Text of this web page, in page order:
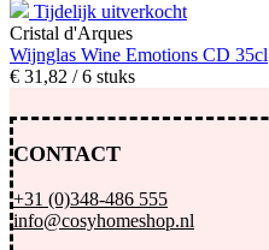
Tijdelijk uitverkocht
Cristal d'Arques
Wijnglas Wine Emotions CD 35cl
€ 31,82 / 6 stuks
CONTACT
+31 (0)348-486 555
info@cosyhomeshop.nl